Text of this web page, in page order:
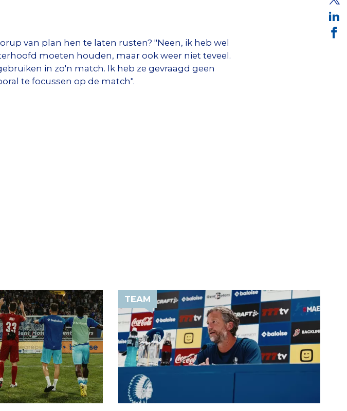
van plan hen te laten rusten? "Neen, ik heb wel
moeten houden, maar ook weer niet teveel.
in zo'n match. Ik heb ze gevraagd geen
te focussen op de match".
TEAM